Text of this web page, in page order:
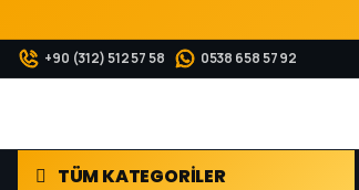
+90 (312) 512 57 58 0538 658 57 92
TÜM KATEGORİLER